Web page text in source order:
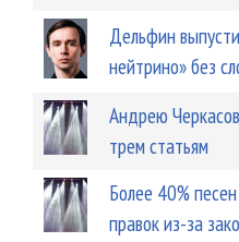
Дельфин
нейтрино» без
Андрею
трем статьям
Более 40%
правок из-за